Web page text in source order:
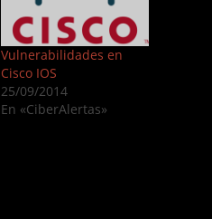
Vulnerabilidades en
Cisco IOS
25/09/2014
En «CiberAlertas»